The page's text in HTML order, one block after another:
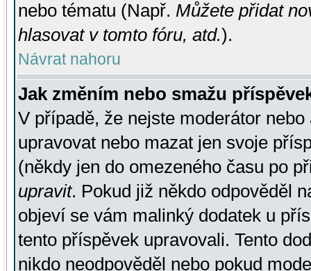
nebo tématu (Např. Můžete přidat
hlasovat v tomto fóru, atd.).
Návrat nahoru
Jak změním nebo smažu
V případě, že nejste moderátor
upravovat nebo mazat jen svoje
(někdy jen do omezeného času po
upravit. Pokud již někdo odpověděl
objeví se vám malinký dodatek u
tento příspěvek upravovali. Tento
nikdo neodpověděl nebo pokud